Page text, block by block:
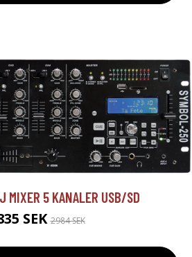
MIXER 5 KANALER USB/SD
SEK2984 SEK